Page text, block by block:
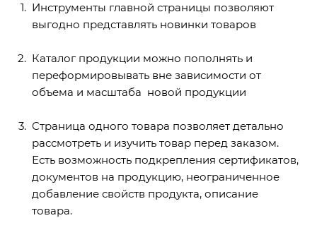
Инструменты главной страницы позволяют
выгодно представлять новинки товаров
Каталог продукции можно пополнять и
переформировывать вне зависимости от
объема и масштаба новой продукции
Страница одного товара позволяет детально
рассмотреть и изучить товар перед заказом.
Есть возможность подкрепления сертификатов,
документов на продукцию, неограниченное
добавление свойств продукта, описание
товара.